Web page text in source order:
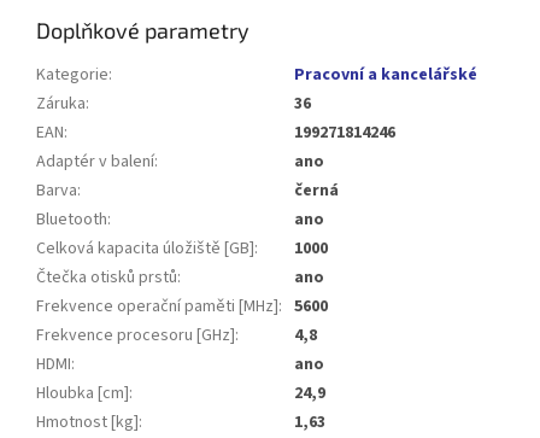
Doplňkové parametry
Kategorie:
Pracovní a kancelářské
Záruka:
36
EAN:
199271814246
Adaptér v balení:
ano
Barva:
černá
Bluetooth:
ano
Celková kapacita úložiště [GB]:
1000
Čtečka otisků prstů:
ano
Frekvence operační paměti [MHz]: 5600
Frekvence procesoru [GHz]:
4,8
HDMI:
ano
Hloubka [cm]:
24,9
Hmotnost [kg]:
1,63